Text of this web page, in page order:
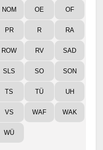
NOM OE OF
PR R RA
ROW RV SAD
SLS SO SON
TS TÜ UH
VS WAF WAK
WÜ